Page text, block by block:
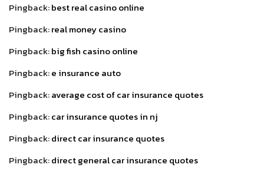
Pingback:best real casino online
Pingback:real money casino
Pingback:big fish casino online
Pingback:e insurance auto
Pingback:average cost of car insurance quotes
Pingback:car insurance quotes in nj
Pingback:direct car insurance quotes
Pingback:direct general car insurance quotes